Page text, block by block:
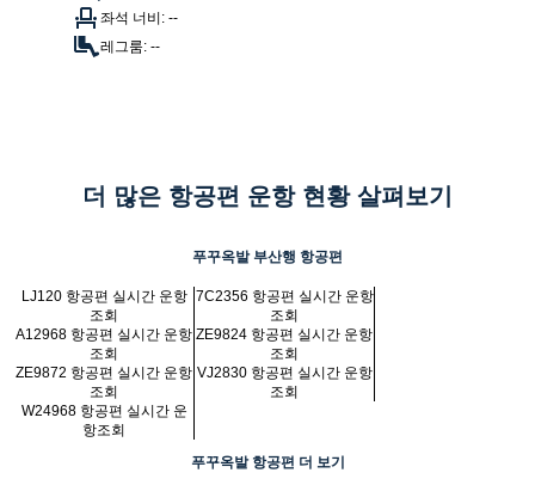
좌석 너비: --
레그룸: --
더 많은 항공편 운항 현황 살펴보기
푸꾸옥발 부산행 항공편
LJ120 항공편 실시간 운항
조회
7C2356 항공편 실시간 운항
조회
A12968 항공편 실시간 운항
조회
ZE9824 항공편 실시간 운항
조회
ZE9872 항공편 실시간 운항
조회
VJ2830 항공편 실시간 운항
조회
W24968 항공편 실시간 운
항조회
푸꾸옥발 항공편 더 보기